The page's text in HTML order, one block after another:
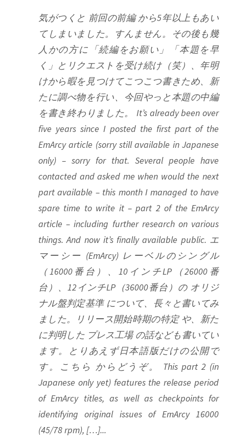
気がつくと 前回の前編 から5年以上もあい
てしまいました。すんません。その後も幾
人かの方に「続編をお願い」「本題を早
く」とリクエストを受け続け（笑）、年明
けから暇を見つけてこつこつ書きため、新
たに調べ物を行い、今回やっと本題の中編
を書き終わりました。 It’s already been over
five years since I posted the first part of the
EmArcy article (sorry still available in Japanese
only) – sorry for that. Several people have
contacted and asked me when would the next
part available – this month I managed to have
spare time to write it – part 2 of the EmArcy
article – including further research on various
things. And now it’s finally available public. エ
マーシー (EmArcy) レーベルのシングル
（16000番台）、10インチLP（26000番
台）、12インチLP（36000番台）の オリジ
ナル盤判定基準 について、長々と書いてみ
ました。リリース開始時期の特定 や、新た
に判明した プレス工場 の話なども書いてい
ます。とりあえず日本語版だけの公開で
す。こちら からどうぞ。 This part 2 (in
Japanese only yet) features the release period
of EmArcy titles, as well as checkpoints for
identifying original issues of EmArcy 16000
(45/78 rpm), […]...